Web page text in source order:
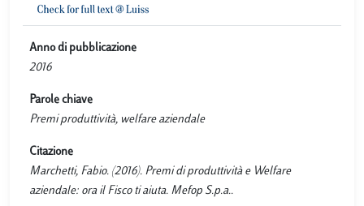
Anno di pubblicazione
2016
Parole chiave
Premi produttività, welfare aziendale
Citazione
Marchetti, Fabio. (2016). Premi di produttività e Welfare
aziendale: ora il Fisco ti aiuta. Mefop S.p.a..